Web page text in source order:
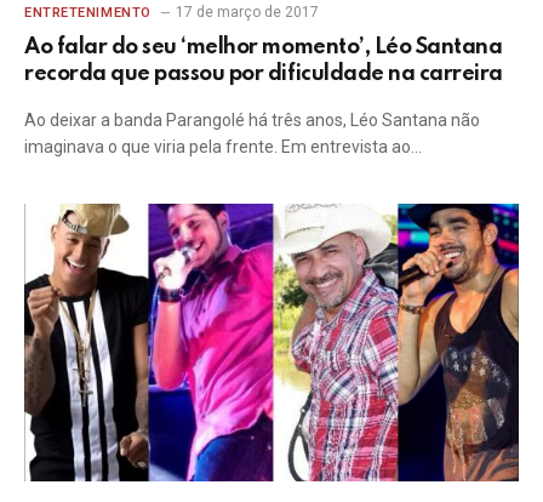
ENTRETENIMENTO 17 de março de 2017
Ao falar do seu ‘melhor momento’, Léo Santana
recorda que passou por dificuldade na carreira
Ao deixar a banda Parangolé há três anos, Léo Santana não
imaginava o que viria pela frente. Em entrevista ao…